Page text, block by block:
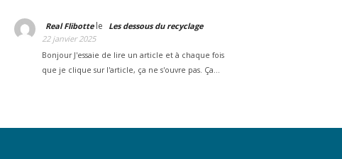
Real Flibottele
Les dessous du recyclage
22 janvier 2025
Bonjour J'essaie de lire un article et à chaque fois
que je clique sur l'article, ça ne s'ouvre pas. Ça…